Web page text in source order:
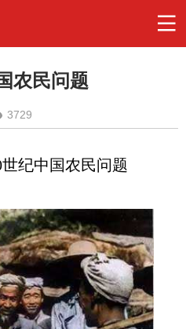
农民问题
3729
世纪中国农民问题